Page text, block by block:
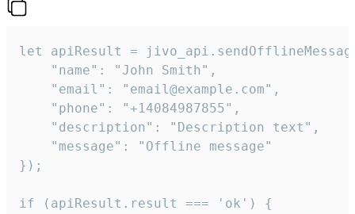
let apiResult =
    "name": "John Smith",
    "email": "email@example.com",
    "phone": "+14084987855",
    "description": "Description text",
    "message": "Offline message"
});
if (apiResult.result === 'ok') {